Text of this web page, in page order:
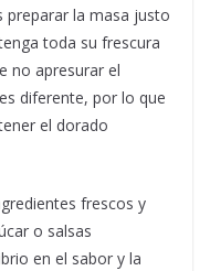
preparar la masa justo
toda su frescura
no apresurar el
diferente, por lo que
el dorado
frescos y
o salsas
en el sabor y la